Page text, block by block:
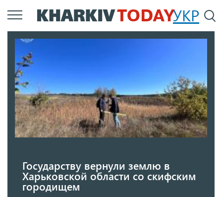
Перейти
к
УКР
Государству вернули землю в
Харьковской области со скифским
городищем